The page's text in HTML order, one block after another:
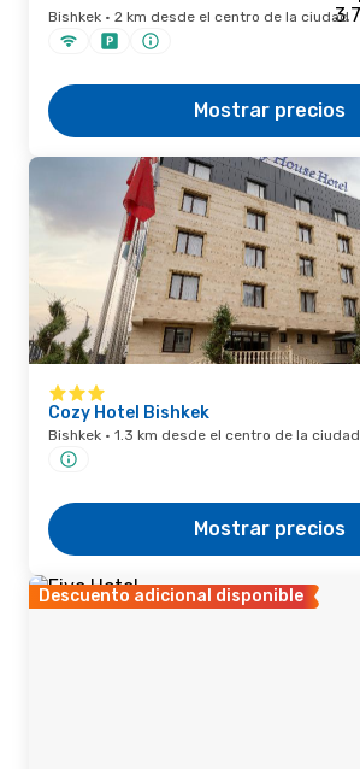
Bishkek · 2 km desde el centro de la ciudad
Mostrar precios
Cozy Hotel Bishkek
Bishkek · 1.3 km desde el centro de la ciudad
Mostrar precios
Descuento adicional disponible